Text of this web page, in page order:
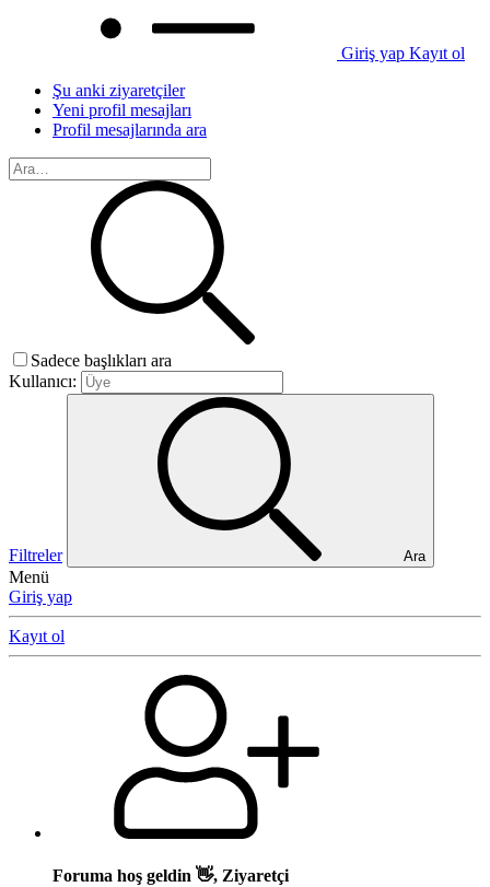
Giriş yap Kayıt ol
Şu anki ziyaretçiler
Yeni profil mesajları
Profil mesajlarında ara
Sadece başlıkları ara
Kullanıcı:
Filtreler Ara
Menü
Giriş yap
Kayıt ol
Foruma hoş geldin 👋, Ziyaretçi